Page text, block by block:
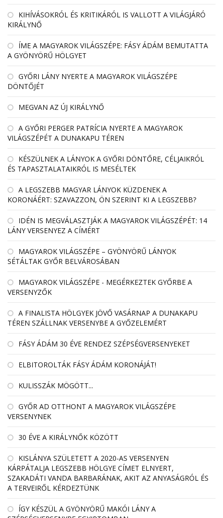
KIHÍVÁSOKRÓL ÉS KRITIKÁRÓL IS VALLOTT A VILÁGJÁRÓ
KIRÁLYNŐ
ÍME A MAGYAROK VILÁGSZÉPE: FÁSY ÁDÁM BEMUTATTA
A GYÖNYÖRŰ HÖLGYET
GYŐRI LÁNY NYERTE A MAGYAROK VILÁGSZÉPE
DÖNTŐJÉT
MEGVAN AZ ÚJ KIRÁLYNŐ
A GYŐRI PERGER PATRÍCIA NYERTE A MAGYAROK
VILÁGSZÉPÉT A DUNAKAPU TÉREN
KÉSZÜLNEK A LÁNYOK A GYŐRI DÖNTŐRE, CÉLJAIKRÓL
ÉS TAPASZTALATAIKRÓL IS MESÉLTEK
A LEGSZEBB MAGYAR LÁNYOK KÜZDENEK A
KORONÁÉRT: SZAVAZZON, ÖN SZERINT KI A LEGSZEBB?
IDÉN IS MEGVÁLASZTJÁK A MAGYAROK VILÁGSZÉPÉT: 14
LÁNY VERSENYEZ A CÍMÉRT
MAGYAROK VILÁGSZÉPE – GYÖNYÖRŰ LÁNYOK
SÉTÁLTAK GYŐR BELVÁROSÁBAN
MAGYAROK VILÁGSZÉPE - MEGÉRKEZTEK GYŐRBE A
VERSENYZŐK
A FINALISTA HÖLGYEK JÖVŐ VASÁRNAP A DUNAKAPU
TÉREN SZÁLLNAK VERSENYBE A GYŐZELEMÉRT
FÁSY ÁDÁM 30 ÉVE RENDEZ SZÉPSÉGVERSENYEKET
ELBITOROLTÁK FÁSY ÁDÁM KORONÁJÁT!
KULISSZÁK MÖGÖTT...
GYŐR AD OTTHONT A MAGYAROK VILÁGSZÉPE
VERSENYNEK
30 ÉVE A KIRÁLYNŐK KÖZÖTT
KISLÁNYA SZÜLETETT A 2020-AS VERSENYEN
KÁRPÁTALJA LEGSZEBB HÖLGYE CÍMET ELNYERT,
SZAKADÁTI VANDA BARBARÁNAK, AKIT AZ ANYASÁGRÓL ÉS
A TERVEIRŐL KÉRDEZTÜNK
ÍGY KÉSZÜL A GYÖNYÖRŰ MAKÓI LÁNY A